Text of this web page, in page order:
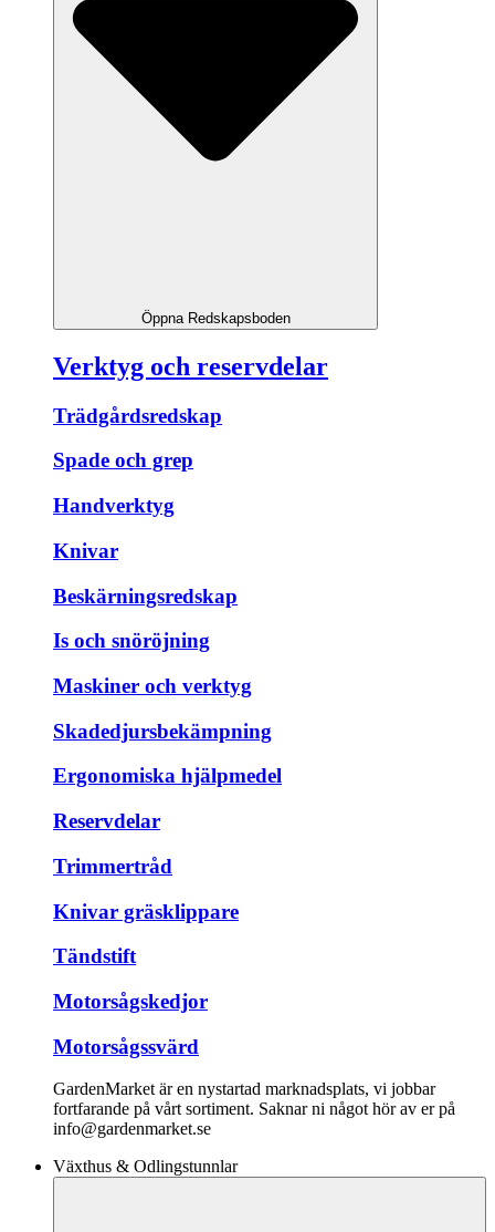
Öppna Redskapsboden
Verktyg och reservdelar
Trädgårdsredskap
Spade och grep
Handverktyg
Knivar
Beskärningsredskap
Is och snöröjning
Maskiner och verktyg
Skadedjursbekämpning
Ergonomiska hjälpmedel
Reservdelar
Trimmertråd
Knivar gräsklippare
Tändstift
Motorsågskedjor
Motorsågssvärd
GardenMarket är en nystartad marknadsplats, vi jobbar
fortfarande på vårt sortiment. Saknar ni något hör av er på
info@gardenmarket.se
Växthus & Odlingstunnlar